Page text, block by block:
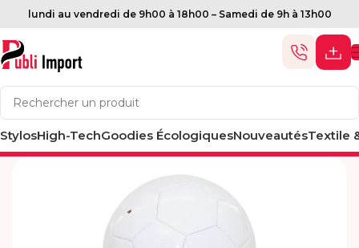
lundi au vendredi de 9h00 à 18h00 – Samedi de 9h à 13h00
StylosHigh-TechGoodies ÉcologiquesNouveautésTextile
Accueil Sport et loisirs Ballon